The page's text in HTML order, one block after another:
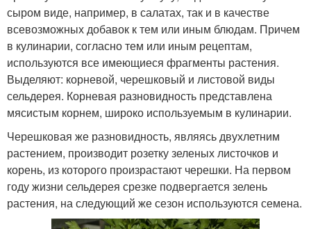
сыром виде, например, в салатах, так и в качестве
всевозможных добавок к тем или иным блюдам. Причем
в кулинарии, согласно тем или иным рецептам,
используются все имеющиеся фрагменты растения.
Выделяют: корневой, черешковый и листовой виды
сельдерея. Корневая разновидность представлена
мясистым корнем, широко используемым в кулинарии.
Черешковая же разновидность, являясь двухлетним
растением, производит розетку зеленых листочков и
корень, из которого произрастают черешки. На первом
году жизни сельдерея срезке подвергается зелень
растения, на следующий же сезон используются семена.